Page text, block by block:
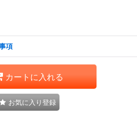
項
カートに入れる
お気に入り登録